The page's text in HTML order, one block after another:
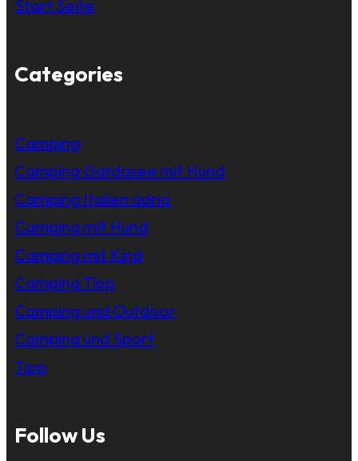
Start Seite
Categories
Camping
Camping Gardasee mit Hund
Camping Italien adria
Camping mit Hund
Camping mit Kind
Camping Tipp
Camping und Outdoor
Camping und Sport
Tipp
Follow Us